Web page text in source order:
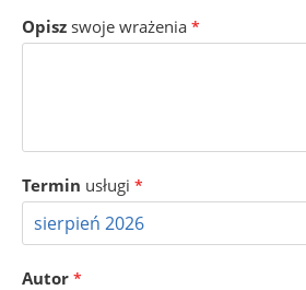
Opisz swoje wrażenia *
Termin usługi *
Autor *